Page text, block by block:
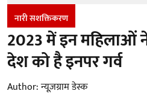
नारी सशक्तिकरण
2023 में इन महिलाओं
देश को है इनपर गर्व
Author:न्यूज़ग्राम डेस्क